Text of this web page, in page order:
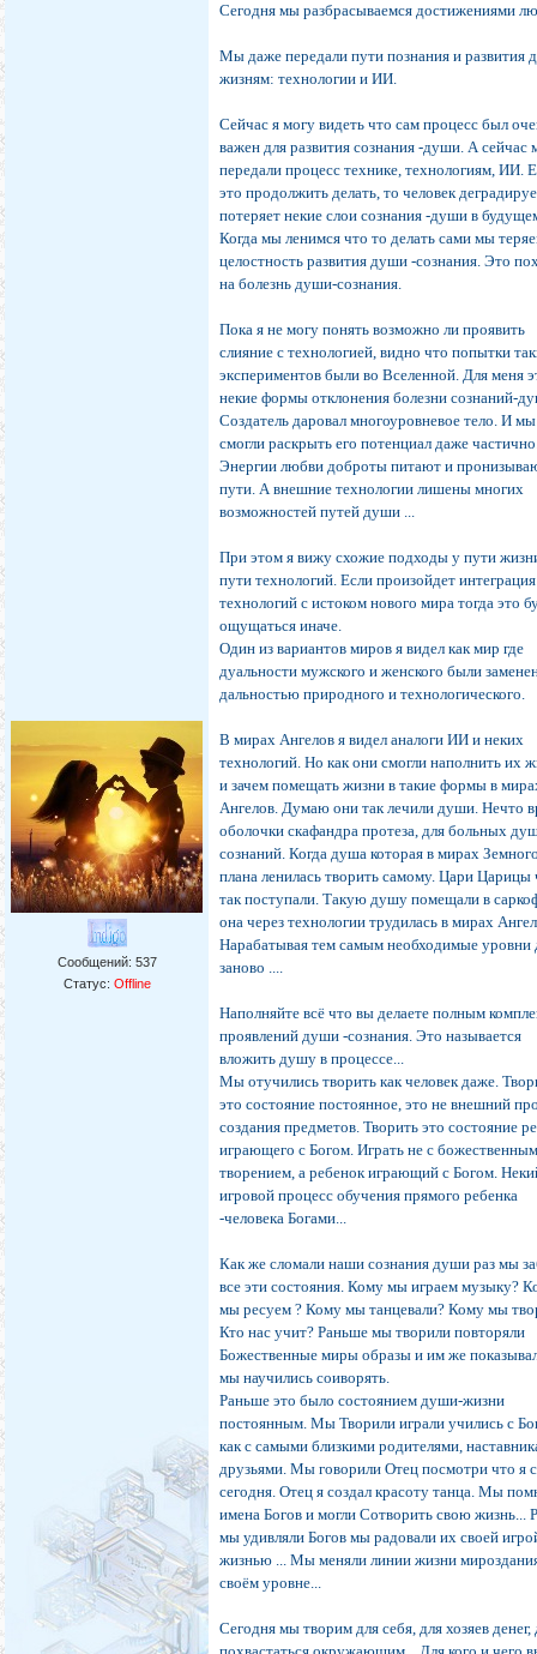
Сообщений: 537
Статус: Offline
Сегодня мы разбрасываемся достижениями
Мы даже передали пути познания и развития
жизням: технологии и ИИ.
Сейчас я могу видеть что сам процесс был
важен для развития сознания -души. А сейчас
передали процесс технике, технологиям, ИИ.
это продолжить делать, то человек
потеряет некие слои сознания -души в
Когда мы ленимся что то делать сами мы
целостность развития души -сознания. Это
на болезнь души-сознания.
Пока я не могу понять возможно ли проявить
слияние с технологией, видно что попытки
экспериментов были во Вселенной. Для меня
некие формы отклонения болезни сознаний-
Создатель даровал многоуровневое тело. И
смогли раскрыть его потенциал даже
Энергии любви доброты питают и
пути. А внешние технологии лишены многих
возможностей путей души ...
При этом я вижу схожие подходы у пути
пути технологий. Если произойдет интеграция
технологий с истоком нового мира тогда это
ощущаться иначе.
Один из вариантов миров я видел как мир где
дуальности мужского и женского были
дальностью природного и технологического.
В мирах Ангелов я видел аналоги ИИ и неких
технологий. Но как они смогли наполнить их
и зачем помещать жизни в такие формы в
Ангелов. Думаю они так лечили души. Нечто
оболочки скафандра протеза, для больных
сознаний. Когда душа которая в мирах
плана ленилась творить самому. Цари Царицы
так поступали. Такую душу помещали в
она через технологии трудилась в мирах
Нарабатывая тем самым необходимые
заново ....
Наполняйте всё что вы делаете полным
проявлений души -сознания. Это называется
вложить душу в процессе...
Мы отучились творить как человек даже.
это состояние постоянное, это не внешний
создания предметов. Творить это состояние
играющего с Богом. Играть не с
творением, а ребенок играющий с Богом.
игровой процесс обучения прямого ребенка
-человека Богами...
Как же сломали наши сознания души раз мы
все эти состояния. Кому мы играем музыку?
мы ресуем ? Кому мы танцевали? Кому мы
Кто нас учит? Раньше мы творили повторяли
Божественные миры образы и им же
мы научились соиворять.
Раньше это было состоянием души-жизни
постоянным. Мы Творили играли учились с
как с самыми близкими родителями,
друзьями. Мы говорили Отец посмотри что я
сегодня. Отец я создал красоту танца. Мы
имена Богов и могли Сотворить свою жизнь...
мы удивляли Богов мы радовали их своей
жизнью ... Мы меняли линии жизни
своём уровне...
Сегодня мы творим для себя, для хозяев денег,